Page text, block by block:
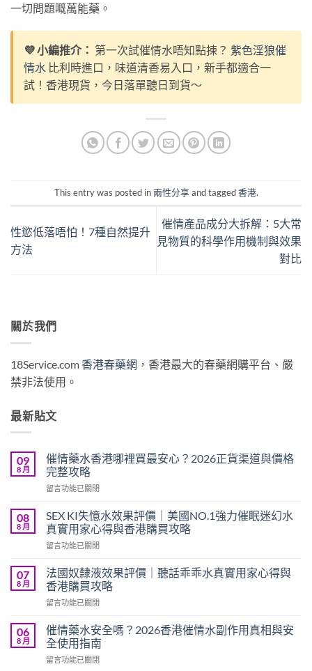
一切問題嘅萬能藥。
💜 小編推介： 第一次試催情水唔知點揀？ 紫色淫狼催
情水 比利時進口，味道清香易入口，新手都適合一
試！香港現貨，今日落單聽日到貨～
This entry was posted in兩性分享 and tagged香港.
性慾低落唔怕！7種自然提升
方法
催情產品成分大拆解：5大常
見物質的科學作用機制與效果
對比
關於我們
18Service.com香港春藥網 ，香港最大的春藥網購平台、嚴
禁非法使用。
最新貼文
09
8 月
催情藥水香港哪裡買最安心？2026正貨渠道與價格
完整攻略
在
情
藥
水
香
哪
裡
買
最
心？
2026
貨
留言功能已關閉
08
8 月
SEX KI失憶水效果評價｜美國NO.1強力催眠迷幻水
真實用家心得與香港購買攻略
在
KI
失
憶
水
果
評
｜
留言功能已關閉
07
8 月
法國奴隸液效果評價｜聽話乖乖水真實用家心得與
香港購買攻略
在
國
奴
隸
液
留言功能已關閉
06
8 月
催情藥水安全嗎？2026香港催情水副作用真相與安
全使用指南
在
留言功能已關閉